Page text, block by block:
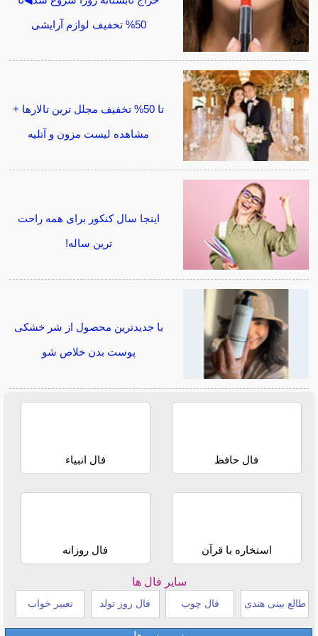
50% تخفیف لوازم آرایشی
تا 50% تخفیف مجلل ترین تالارها +
مشاهده لیست مزون و آتلیه
اینجا سال کنکور برای همه راحت
ترین ساله!
با جدیدترین محصول از شر خشکی
پوست بدن خلاص شو
فال حافظ فال انبیاء
استخاره با قرآن فال روزانه
سایر فال ها
طالع بینی هندی فال چوب فال روز تولد تعبیر خواب